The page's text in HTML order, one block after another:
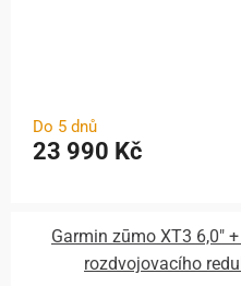
Do 5 dnů
23 990 Kč
Garmin zūmo XT3 6,0″
rozdvojovacího